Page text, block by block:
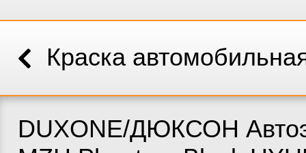
Краска
DUXONE/ДЮКСОН